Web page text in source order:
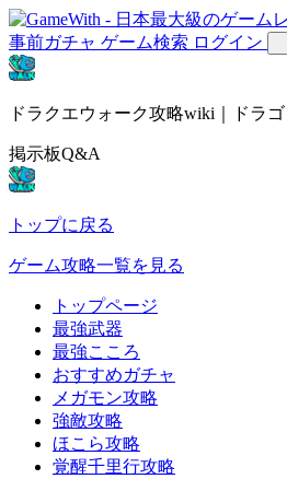
事前ガチャ ゲーム検索 ログイン
ドラクエウォーク攻略wiki｜ドラ
掲示板Q&A
トップに戻る
ゲーム攻略一覧を見る
トップページ
最強武器
最強こころ
おすすめガチャ
メガモン攻略
強敵攻略
ほこら攻略
覚醒千里行攻略